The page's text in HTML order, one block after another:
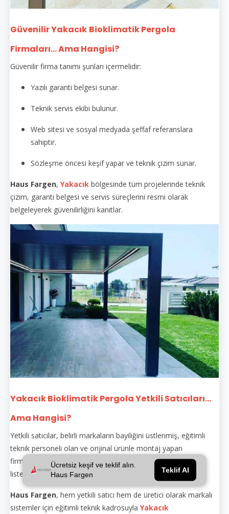
Ücretsiz keşif ve teklif alın.
Haus Fargen
Teklif Al
Güvenilir Yakacık Bioklimatik Pergola
Firmaları... Ama Hangisi?
Güvenilir firma tanımı şunları içermelidir:
Yazılı garanti belgesi sunar.
Teknik servis ekibi bulunur.
Web sitesi ve sosyal medyada şeffaf referanslara
sahiptir.
Sözleşme öncesi keşif yapar ve teknik çizim sunar.
Haus Fargen, Yakacık bölgesinde tüm projelerinde teknik
çizim, garanti belgesi ve servis süreçlerini resmi olarak
belgeleyerek güvenilirliğini kanıtlar.
Yakacık Bioklimatik Pergola Yetkili Satıcıları...
Ama Hangisi?
Yetkili satıcılar, belirli markaların bayiliğini üstlenmiş, eğitimli
teknik personeli olan ve orijinal ürünle montaj yapan
firmalardır. Yetkili satıcılar genellikle markanın sitesinde
listelenir.
Haus Fargen, hem yetkili satıcı hem de üretici olarak markalı
sistemler için eğitimli teknik kadrosuyla Yakacık